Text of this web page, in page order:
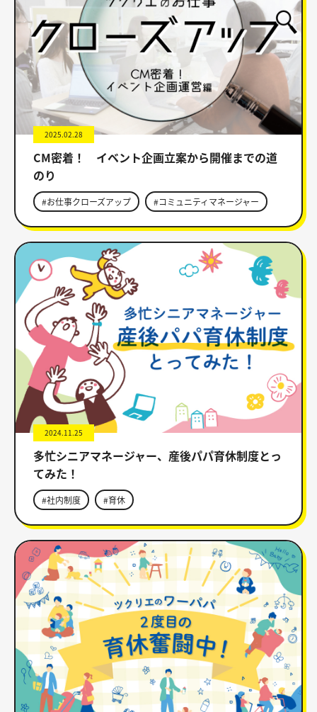
2025.02.28
CM密着！ イベント企画立案から開催までの道
のり
#お仕事クローズアップ #コミュニティマネージャー
2024.11.25
多忙シニアマネージャー、産後パパ育休制度とっ
てみた！
#社内制度 #育休